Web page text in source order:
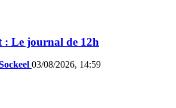
: Le journal de 12h
03/08/2026, 14:59